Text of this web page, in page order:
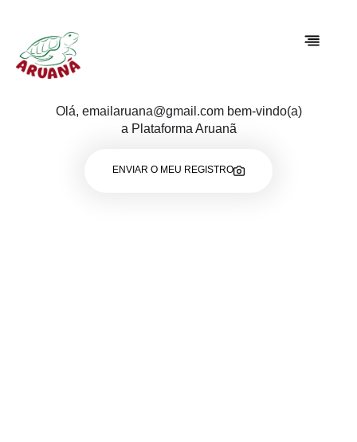
Olá, emailaruana@gmail.com bem-vindo(a)
a Plataforma Aruanã
ENVIAR O MEU REGISTRO